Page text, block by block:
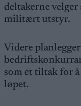
deltakerne
militært utstyr.
Videre
som et tiltak for
løpet.